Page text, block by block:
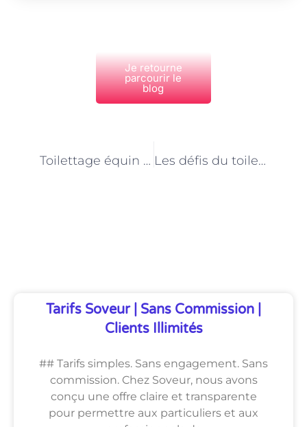
Je retourne
parcourir le
blog
Toilettage équin à Paris : une industrie en pleine expansion Les défis du toilettage équin à Paris : entretien avec un professionnel du métier
Tarifs Soveur | Sans Commission |
Clients Illimités
## Tarifs simples. Sans engagement. Sans
commission. Chez Soveur, nous avons
conçu une offre claire et transparente
pour permettre aux particuliers et aux